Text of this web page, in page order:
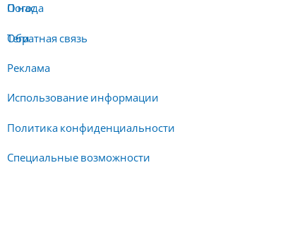
О нас
Обратная связь
Реклама
Использование информации
Политика конфиденциальности
Специальные возможности
Погода
Теги